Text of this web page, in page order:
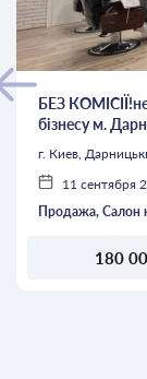
БЕЗ
бізнесу м.
г. Киев,
11 сентября
Продажа, Салон
180